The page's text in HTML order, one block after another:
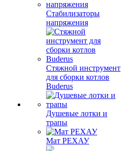
Стабилизаторы
напряжения
Стяжной инструмент
для сборки котлов
Buderus
Душевые лотки и
трапы
Мат РЕХАУ